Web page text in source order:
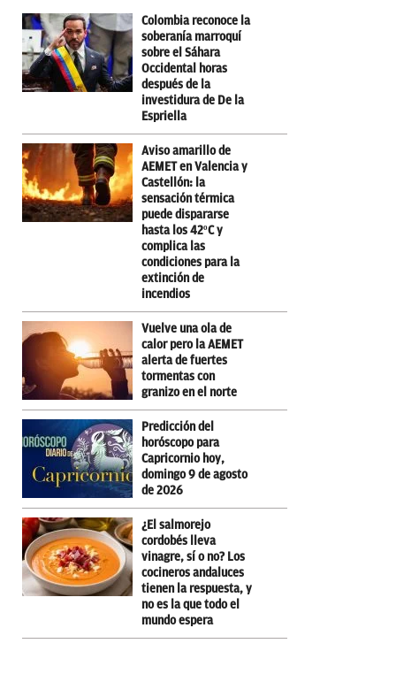
Colombia reconoce la
soberanía marroquí
sobre el Sáhara
Occidental horas
después de la
investidura de De la
Espriella
Aviso amarillo de
AEMET en Valencia y
Castellón: la
sensación térmica
puede dispararse
hasta los 42ºC y
complica las
condiciones para la
extinción de
incendios
Vuelve una ola de
calor pero la AEMET
alerta de fuertes
tormentas con
granizo en el norte
Predicción del
horóscopo para
Capricornio hoy,
domingo 9 de agosto
de 2026
¿El salmorejo
cordobés lleva
vinagre, sí o no? Los
cocineros andaluces
tienen la respuesta, y
no es la que todo el
mundo espera